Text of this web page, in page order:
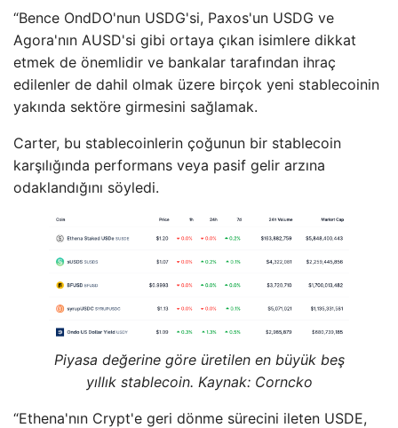
“Bence OndDO'nun USDG'si, Paxos'un USDG ve
Agora'nın AUSD'si gibi ortaya çıkan isimlere dikkat
etmek de önemlidir ve bankalar tarafından ihraç
edilenler de dahil olmak üzere birçok yeni stablecoinin
yakında sektöre girmesini sağlamak.
Carter, bu stablecoinlerin çoğunun bir stablecoin
karşılığında performans veya pasif gelir arzına
odaklandığını söyledi.
Piyasa değerine göre üretilen en büyük beş
yıllık stablecoin. Kaynak: Corncko
“Ethena'nın Crypt'e geri dönme sürecini ileten USDE,